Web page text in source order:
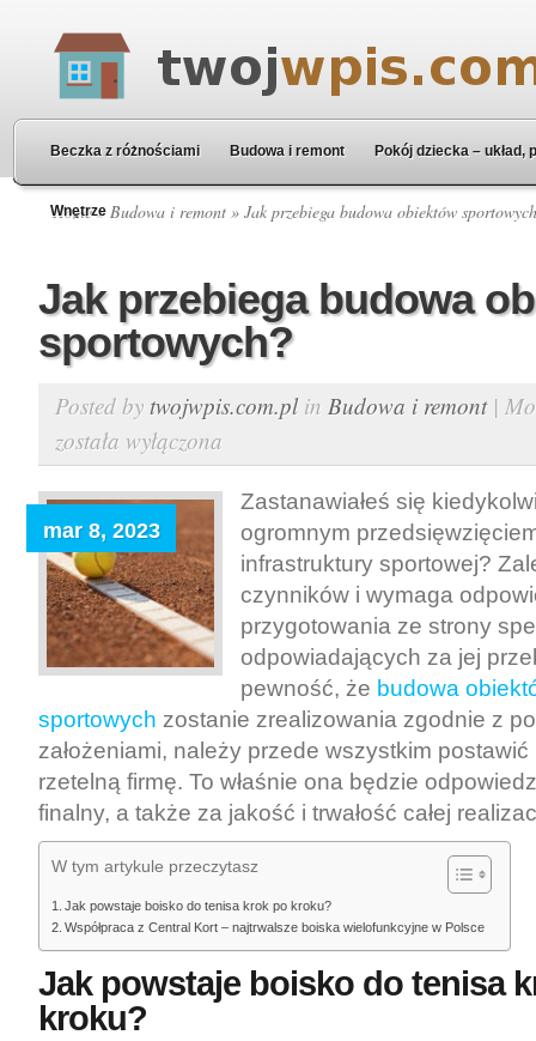
Beczka z różnościami Budowa i remont Pokój dziecka – układ,
Wnętrze
Home»Budowa i remont » Jak przebiega budowa obiektów
Jak przebiega budowa
sportowych?
Posted by twojwpis.com.plin Budowa i remont|
została wyłączona
mar 8, 2023
Zastanawiałeś się
ogromnym
infrastruktury sportowej?
czynników i wymaga
przygotowania ze strony
odpowiadających za jej
pewność, że budowa
sportowych zostanie zrealizowania zgodnie z
założeniami, należy przede wszystkim
rzetelną firmę. To właśnie ona będzie
finalny, a także za jakość i trwałość całej
W tym artykule przeczytasz
Jak powstaje boisko do tenisa krok po kroku?
Współpraca z Central Kort – najtrwalsze boiska wielofunkcyjne w Polsce
Jak powstaje boisko do tenisa
kroku?